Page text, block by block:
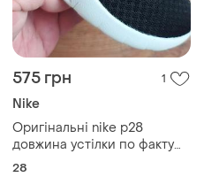
575 грн 1
Nike
Оригінальні nike р28
довжина устілки по факту
18см.
28